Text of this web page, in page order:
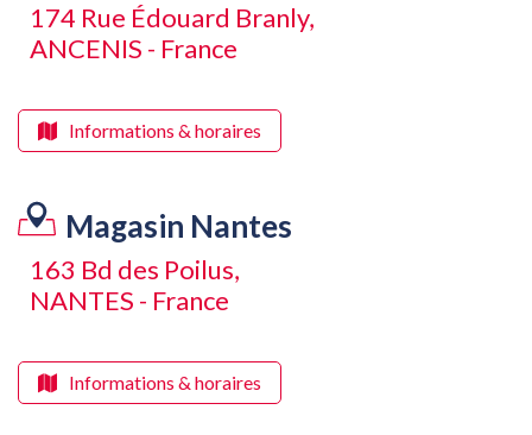
174 Rue Édouard Branly,
ANCENIS - France
Informations & horaires
Magasin Nantes
163 Bd des Poilus,
NANTES - France
Informations & horaires